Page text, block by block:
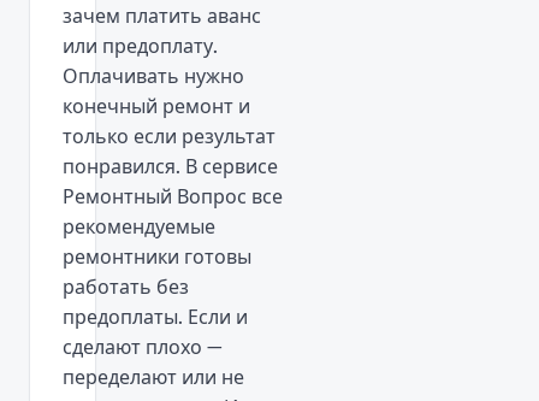
зачем платить аванс
или предоплату.
Оплачивать нужно
конечный ремонт и
только если результат
понравился. В сервисе
Ремонтный Вопрос все
рекомендуемые
ремонтники готовы
работать без
предоплаты. Если и
сделают плохо —
переделают или не